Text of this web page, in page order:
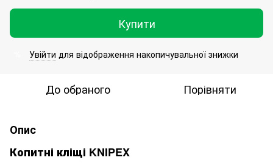
Купити
Увійти для відображення накопичувальної знижки
До обраного Порівняти
Опис
Копитні кліщі KNIPEX